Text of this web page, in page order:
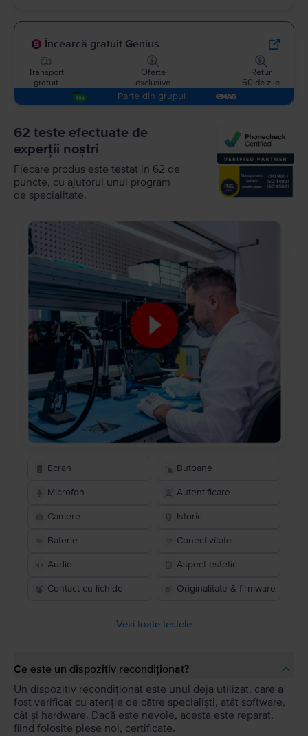
Încearcă gratuit Genius
Transport
gratuit
Oferte
exclusive
Retur
60 de zile
Parte din grupul
62 teste efectuate de
experții noștri
Fiecare produs este testat în 62 de
puncte, cu ajutorul unui program
de specialitate.
Ecran Butoane
Microfon Autentificare
Camere Istoric
Baterie Conectivitate
Audio Aspect estetic
Contact cu lichide Originalitate & firmware
Vezi toate testele
Ce este un dispozitiv recondiționat?
Un dispozitiv recondiționat este unul deja utilizat, care a
fost verificat cu atenție de către specialiști, atât software,
cât și hardware. Dacă este nevoie, acesta este reparat,
fiind folosite piese noi, certificate.